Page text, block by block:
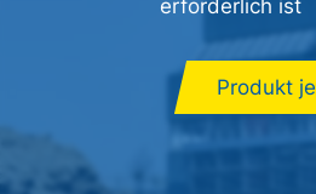
erforderlich ist
Produkt